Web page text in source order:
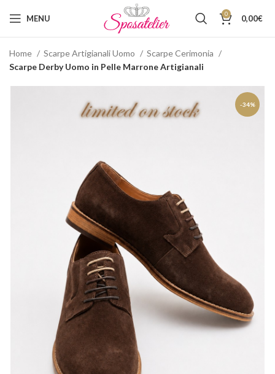
MENU 0 0,00€
Home Scarpe Artigianali Uomo
Scarpe Cerimonia
Scarpe Derby Uomo in Pelle Marrone Artigianali
-34%